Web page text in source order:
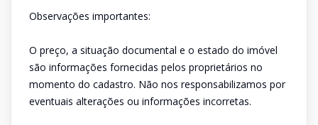
Observações importantes:
O preço, a situação documental e o estado do imóvel
são informações fornecidas pelos proprietários no
momento do cadastro. Não nos responsabilizamos por
eventuais alterações ou informações incorretas.